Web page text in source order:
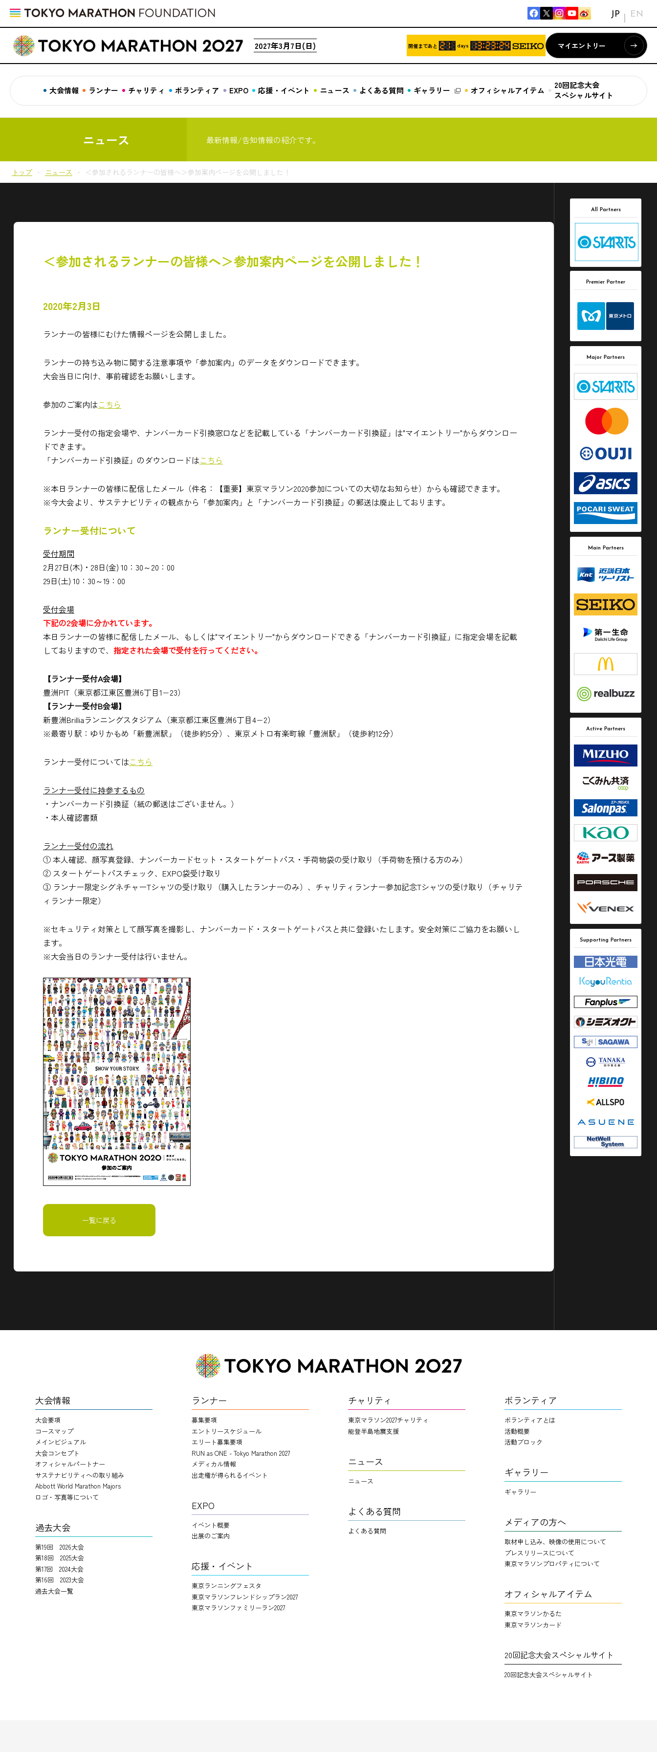
JP EN
2027年3月7日(日) 開催まであと days マイエントリー
大会情報 ランナー チャリティ ボランティア EXPO 応援・イベント ニュース よくある質問 ギャラリー オフィシャルアイテム
20回記念大会
スペシャルサイト
ニュース 最新情報/告知情報の紹介です。
トップ ニュース ＜参加されるランナーの皆様へ＞参加案内ページを公開しました！
＜参加されるランナーの皆様へ＞参加案内ページを公開しました！
2020年2月3日
ランナーの皆様にむけた情報ページを公開しました。
ランナーの持ち込み物に関する注意事項や「参加案内」のデータをダウンロードできます。
大会当日に向け、事前確認をお願いします。
参加のご案内はこちら
ランナー受付の指定会場や、ナンバーカード引換窓口などを記載している「ナンバーカード引換証」は"マイエントリー"からダウンロー
ドできます。
「ナンバーカード引換証」のダウンロードはこちら
※本日ランナーの皆様に配信したメール（件名：【重要】東京マラソン2020参加についての大切なお知らせ）からも確認できます。
※今大会より、サステナビリティの観点から「参加案内」と「ナンバーカード引換証」の郵送は廃止しております。
ランナー受付について
受付期間
2月27日(木)・28日(金) 10：30～20：00
29日(土) 10：30～19：00
受付会場
下記の2会場に分かれています。
本日ランナーの皆様に配信したメール、もしくは"マイエントリー"からダウンロードできる「ナンバーカード引換証」に指定会場を記載
しておりますので、 指定された会場で受付を行ってください。
【ランナー受付A会場】
豊洲PIT（東京都江東区豊洲6丁目1−23）
【ランナー受付B会場】
新豊洲Brilliaランニングスタジアム（東京都江東区豊洲6丁目4−2）
※最寄り駅：ゆりかもめ「新豊洲駅」（徒歩約5分）、東京メトロ有楽町線「豊洲駅」（徒歩約12分）
ランナー受付についてはこちら
ランナー受付に持参するもの
・ナンバーカード引換証（紙の郵送はございません。）
・本人確認書類
ランナー受付の流れ
① 本人確認、顔写真登録、ナンバーカードセット・スタートゲートパス・手荷物袋の受け取り（手荷物を預ける方のみ）
② スタートゲートパスチェック、EXPO袋受け取り
③ ランナー限定シグネチャーTシャツの受け取り（購入したランナーのみ）、チャリティランナー参加記念Tシャツの受け取り（チャリテ
ィランナー限定）
※セキュリティ対策として顔写真を撮影し、ナンバーカード・スタートゲートパスと共に登録いたします。安全対策にご協力をお願いし
ます。
※大会当日のランナー受付は行いません。
一覧に戻る
All Partners
Premier Partner
Major Partners
Main Partners
Active Partners
Supporting Partners
大会情報
大会要項
コースマップ
メインビジュアル
大会コンセプト
オフィシャルパートナー
サステナビリティへの取り組み
Abbott World Marathon Majors
ロゴ・写真等について
過去大会
第19回 2026大会
第18回 2025大会
第17回 2024大会
第16回 2023大会
過去大会一覧
ランナー
募集要項
エントリースケジュール
エリート募集要項
RUN as ONE - Tokyo Marathon 2027
メディカル情報
出走権が得られるイベント
EXPO
イベント概要
出展のご案内
応援・イベント
東京ランニングフェスタ
東京マラソンフレンドシップラン2027
東京マラソンファミリーラン2027
チャリティ
東京マラソン2027チャリティ
能登半島地震支援
ニュース
ニュース
よくある質問
よくある質問
ボランティア
ボランティアとは
活動概要
活動ブロック
ギャラリー
ギャラリー
メディアの方へ
取材申し込み、映像の使用について
プレスリリースについて
東京マラソンプロパティについて
オフィシャルアイテム
東京マラソンかるた
東京マラソンカード
20回記念大会スペシャルサイト
20回記念大会スペシャルサイト